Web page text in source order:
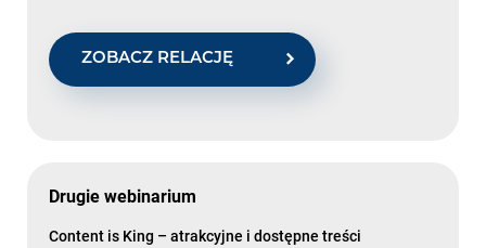
ZOBACZ RELACJĘ
Drugie webinarium
Content is King – atrakcyjne i dostępne treści